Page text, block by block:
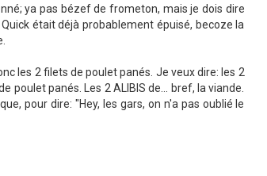
ya pas bézef de frometon, mais je dois dire
était déjà probablement épuisé, becoze la
les 2 filets de poulet panés. Je veux dire: les 2
poulet panés. Les 2 ALIBIS de... bref, la viande.
pour dire: "Hey, les gars, on n'a pas oublié le